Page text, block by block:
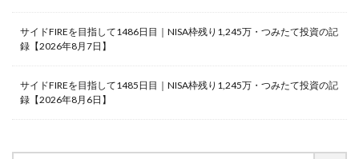
サイドFIREを目指して1486日目｜NISA枠残り1,245万・つみたて投資の記
録【2026年8月7日】
サイドFIREを目指して1485日目｜NISA枠残り1,245万・つみたて投資の記
録【2026年8月6日】